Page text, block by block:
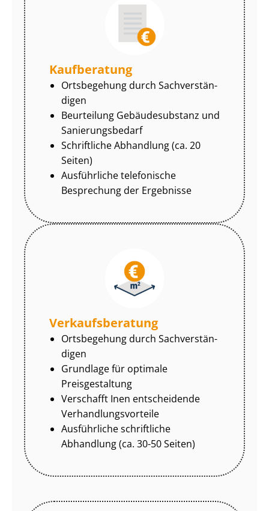
Kaufberatung
Ortsbegehung durch Sach­ver­stän­
di­gen
Beurteilung Gebäudesubstanz und
Sa­nie­rungs­be­darf
Schriftliche Abhandlung (ca. 20
Seiten)
Ausführliche telefonische
Besprechung der Ergebnisse
Ver­kaufs­be­ra­tung
Ortsbegehung durch Sach­ver­stän­
di­gen
Grundlage für optimale
Preisgestaltung
Verschafft Inen entscheidende
Ver­hand­lungs­vor­tei­le
Ausführliche schriftliche
Abhandlung (ca. 30-50 Seiten)